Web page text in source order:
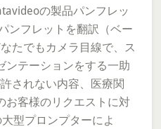
の製品パンフレッ
ンフレットを翻訳（ベー
たでもカメラ目線で、ス
ンテーションをする一助
されない内容、医療関
お客様のリクエストに対
型プロンプターによ